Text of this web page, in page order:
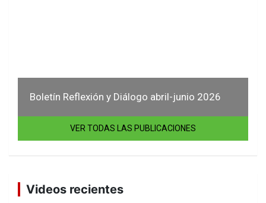
Boletín Reflexión y Diálogo abril-junio 2026
VER TODAS LAS PUBLICACIONES
Videos recientes